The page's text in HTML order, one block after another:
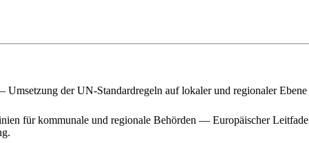
Umsetzung der UN-Standardregeln auf lokaler und regionaler Ebene
für kommunale und regionale Behörden — Europäischer